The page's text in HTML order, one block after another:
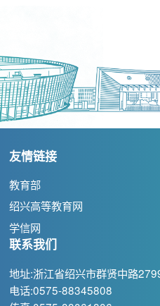
友情链接
教育部
绍兴高等教育网
学信网
联系我们
地址:浙江省绍兴市群贤中路
电话:0575-88345808